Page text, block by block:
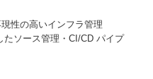
性の高いインフラ管理
たソース管理・CI/CD パイプ